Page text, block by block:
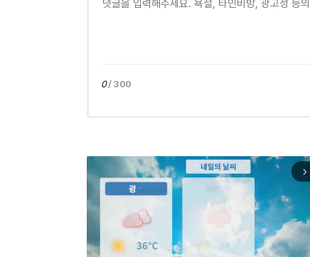
0/ 300
arrow_forward_ios